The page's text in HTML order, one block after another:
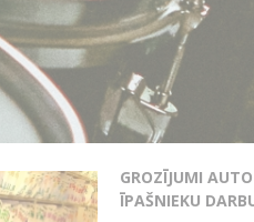
GROZĪJUMI
ĪPAŠNIEKU